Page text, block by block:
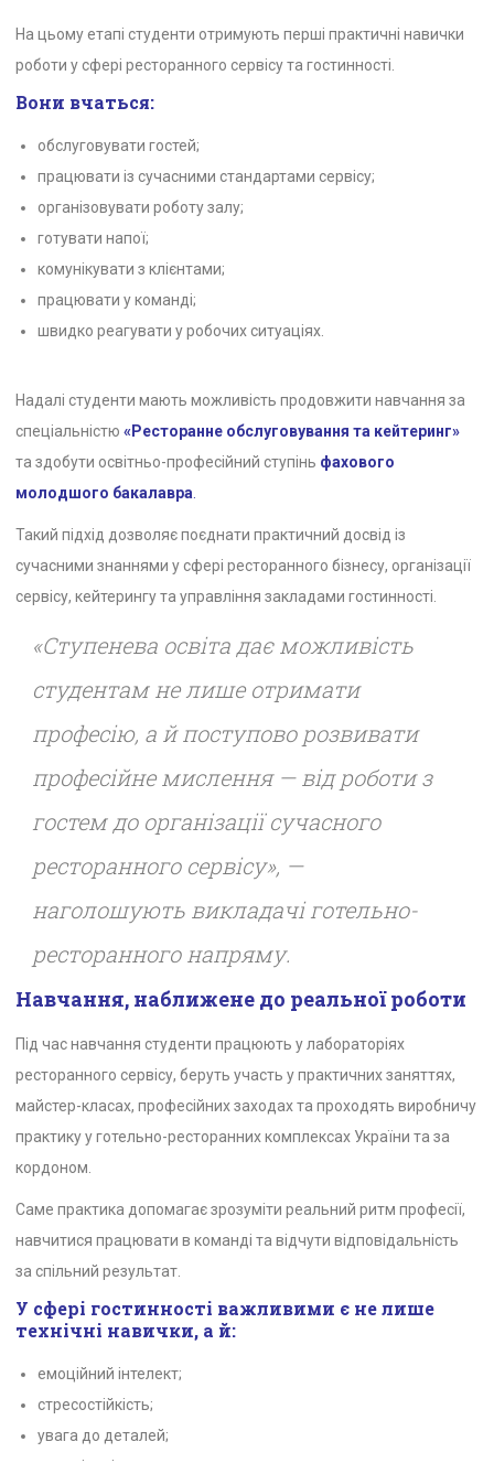
На цьому етапі студенти отримують перші практичні навички
роботи у сфері ресторанного сервісу та гостинності.
Вони вчаться:
обслуговувати гостей;
працювати із сучасними стандартами сервісу;
організовувати роботу залу;
готувати напої;
комунікувати з клієнтами;
працювати у команді;
швидко реагувати у робочих ситуаціях.
Надалі студенти мають можливість продовжити навчання за
спеціальністю«Ресторанне обслуговування та кейтеринг»
та здобути освітньо-професійний ступінь фахового
молодшого бакалавра
Такий підхід дозволяє поєднати практичний досвід із
сучасними знаннями у сфері ресторанного бізнесу, організації
сервісу, кейтерингу та управління закладами гостинності.
«Ступенева освіта дає можливість
студентам не лише отримати
професію, а й поступово розвивати
професійне мислення — від роботи з
гостем до організації сучасного
ресторанного сервісу», —
наголошують викладачі готельно-
ресторанного напряму.
Навчання, наближене до реальної роботи
Під час навчання студенти працюють у лабораторіях
ресторанного сервісу, беруть участь у практичних заняттях,
майстер-класах, професійних заходах та проходять виробничу
практику у готельно-ресторанних комплексах України та за
кордоном.
Саме практика допомагає зрозуміти реальний ритм професії,
навчитися працювати в команді та відчути відповідальність
за спільний результат.
У сфері гостинності важливими є не лише
технічні навички, а й:
емоційний інтелект;
стресостійкість;
увага до деталей;